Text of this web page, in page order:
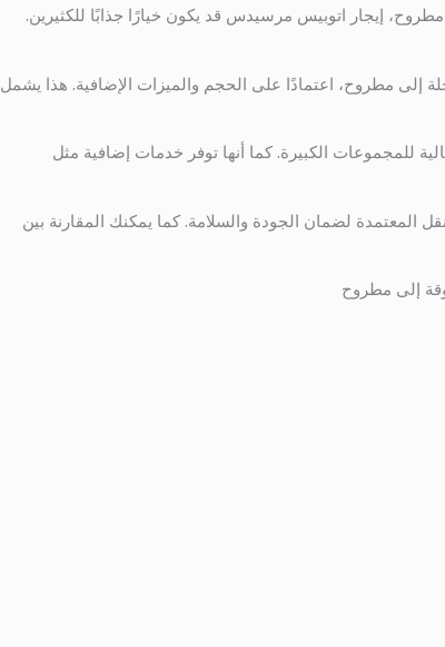
. عند التخطيط لرحلة إلى مطروح، إيجار اتوبيس مرسيدس قد يكون خيارًا جذابًا للكثيرين.
اتوبيس مرسيدس بين 13000 و 14000 جنيه مصري لرحلة إلى مطروح، اعتمادًا على الحجم والميزات الإضافية. هذا يشمل
للمجموعات الكبيرة. كما أنها توفر خدمات إضافية مثل
لضمان الجودة والسلامة. كما يمكنك المقارنة بين
إلى مطروح